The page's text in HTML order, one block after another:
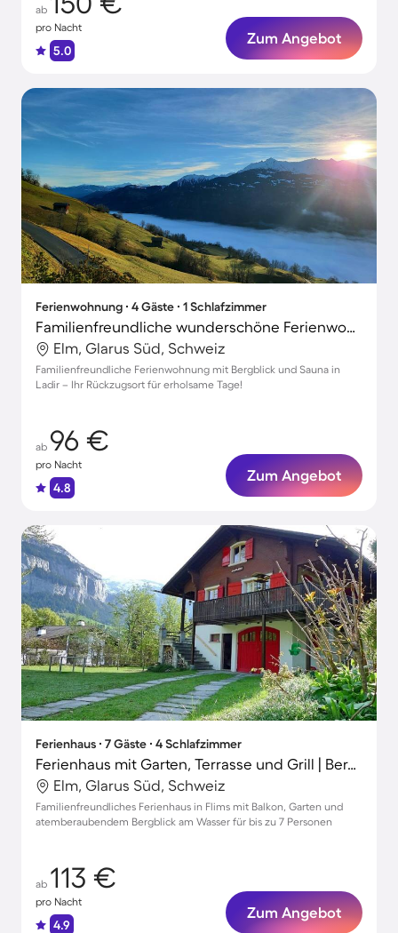
ab
pro Nacht
5.0
Zum Angebot
Ferienwohnung ∙ 4 Gäste ∙ 1 Schlafzimmer
Familienfreundliche wunderschöne Ferienwohnung mit Sauna, Grill und Terrasse | Bergblick
Elm, Glarus Süd, Schweiz
Familienfreundliche Ferienwohnung mit Bergblick und Sauna in
Ladir – Ihr Rückzugsort für erholsame Tage!
ab 96 €
pro Nacht
4.8
Zum Angebot
Ferienhaus ∙ 7 Gäste ∙ 4 Schlafzimmer
Ferienhaus mit Garten, Terrasse und Grill | Bergblick
Elm, Glarus Süd, Schweiz
Familienfreundliches Ferienhaus in Flims mit Balkon, Garten und
atemberaubendem Bergblick am Wasser für bis zu 7 Personen
ab 113 €
pro Nacht
4.9
Zum Angebot